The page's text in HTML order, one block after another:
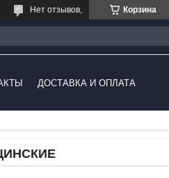
Корзина
Нет отзывов,
ДОСТАВКА И ОПЛАТА